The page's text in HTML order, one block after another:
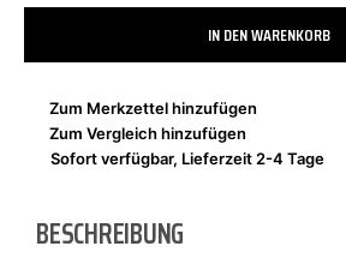
IN DEN WARENKORB
Zum Merkzettel hinzufügen
Zum Vergleich hinzufügen
Sofort verfügbar, Lieferzeit 2-4 Tage
BESCHREIBUNG